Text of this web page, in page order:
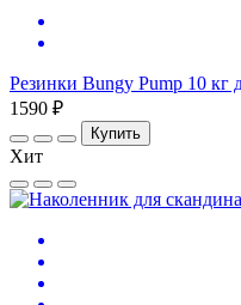
Резинки Bungy Pump 10 кг
1590 ₽
Купить
Хит